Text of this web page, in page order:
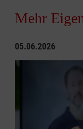
Mehr
05.06.2026